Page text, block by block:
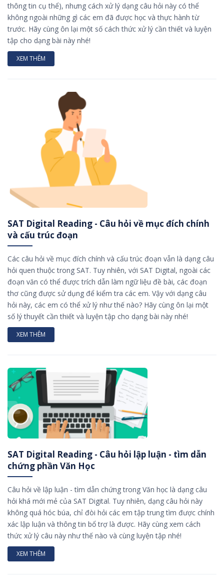
thông tin cụ thể), nhưng cách xử lý dạng câu hỏi này có thể
không ngoài những gì các em đã được học và thực hành từ
trước. Hãy cùng ôn lại một số cách thức xử lý cần thiết và luyện
tập cho dạng bài này nhé!
XEM THÊM
SAT Digital Reading - Câu hỏi về mục đích chính
và cấu trúc đoạn
Các câu hỏi về mục đích chính và cấu trúc đoạn vẫn là dạng câu
hỏi quen thuộc trong SAT. Tuy nhiên, với SAT Digital, ngoài các
đoạn văn có thể được trích dẫn làm ngữ liệu đề bài, các đoạn
thơ cũng được sử dụng để kiểm tra các em. Vậy với dạng câu
hỏi này, các em có thể xử lý như thế nào? Hãy cùng ôn lại một
số lý thuyết cần thiết và luyện tập cho dạng bài này nhé!
XEM THÊM
SAT Digital Reading - Câu hỏi lập luận - tìm dẫn
chứng phần Văn Học
Câu hỏi về lập luận - tìm dẫn chứng trong Văn học là dạng câu
hỏi khá mới mẻ của SAT Digital. Tuy nhiên, dạng câu hỏi này
không quá hóc búa, chỉ đòi hỏi các em tập trung tìm được chính
xác lập luận và thông tin bổ trợ là được. Hãy cùng xem cách
thức xử lý câu này như thế nào và cùng luyện tập nhé!
XEM THÊM